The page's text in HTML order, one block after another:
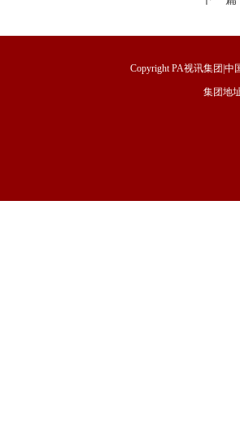
Copyright PA视讯集团|中
集团地